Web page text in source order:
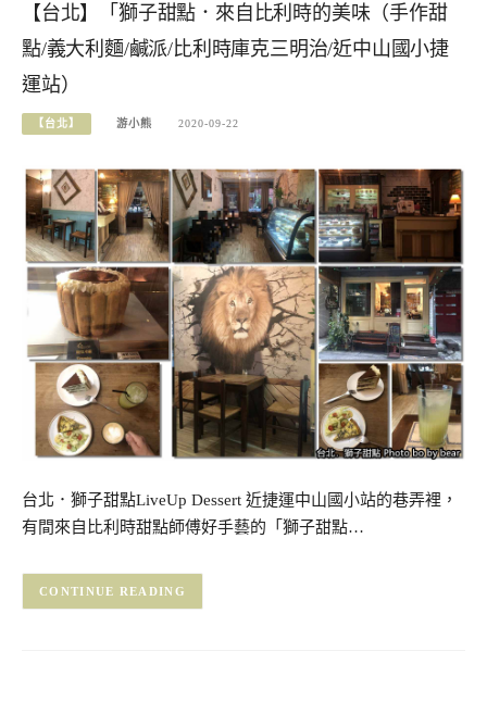
【台北】「獅子甜點．來自比利時的美味（手作甜
點/義大利麵/鹹派/比利時庫克三明治/近中山國小捷
運站）
【台北】 游小熊 2020-09-22
台北．獅子甜點LiveUp Dessert 近捷運中山國小站的巷弄裡，
有間來自比利時甜點師傅好手藝的「獅子甜點…
CONTINUE READING